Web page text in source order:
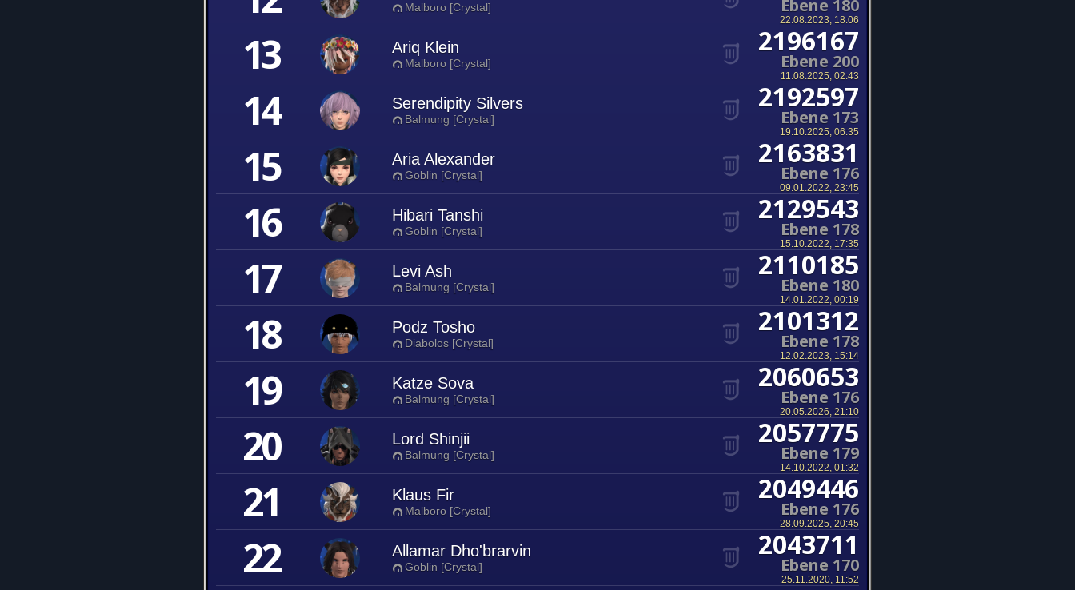
Malboro [Crystal] Ebene 180
22.08.2023, 18:06
13 Ariq Klein
Malboro [Crystal]
2196167
Ebene 200
11.08.2025, 02:43
14 Serendipity Silvers
Balmung [Crystal]
2192597
Ebene 173
19.10.2025, 06:35
15 Aria Alexander
Goblin [Crystal]
2163831
Ebene 176
09.01.2022, 23:45
16 Hibari Tanshi
Goblin [Crystal]
2129543
Ebene 178
15.10.2022, 17:35
17 Levi Ash
Balmung [Crystal]
2110185
Ebene 180
14.01.2022, 00:19
18 Podz Tosho
Diabolos [Crystal]
2101312
Ebene 178
12.02.2023, 15:14
19 Katze Sova
Balmung [Crystal]
2060653
Ebene 176
20.05.2026, 21:10
20 Lord Shinjii
Balmung [Crystal]
2057775
Ebene 179
14.10.2022, 01:32
21 Klaus Fir
Malboro [Crystal]
2049446
Ebene 176
28.09.2025, 20:45
22 Allamar Dho'brarvin
Goblin [Crystal]
2043711
Ebene 170
25.11.2020, 11:52